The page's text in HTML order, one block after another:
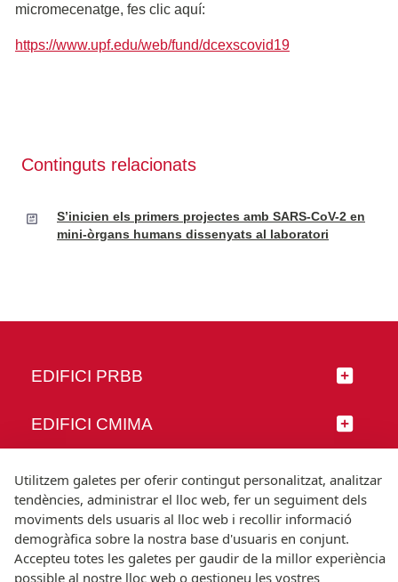
micromecenatge, fes clic aquí:
https://www.upf.edu/web/fund/dcexscovid19
Continguts relacionats
S’inicien els primers projectes amb SARS-CoV-2 en
mini-òrgans humans dissenyats al laboratori
EDIFICI PRBB
EDIFICI CMIMA
SEGUEIX-NOS
© Universitat Pompeu Fabra
Utilitzem galetes per oferir contingut personalitzat, analitzar
tendències, administrar el lloc web, fer un seguiment dels
moviments dels usuaris al lloc web i recollir informació
demogràfica sobre la nostra base d'usuaris en conjunt.
Accepteu totes les galetes per gaudir de la millor experiència
possible al nostre lloc web o gestioneu les vostres